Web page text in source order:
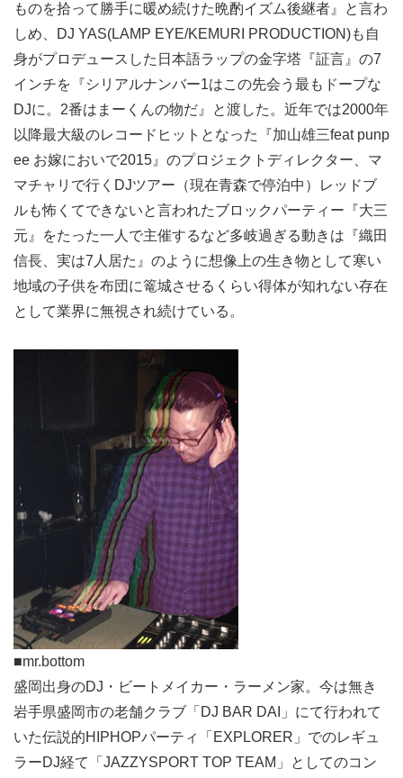
ものを拾って勝手に暖め続けた晩酌イズム後継者』と言わ
しめ、DJ YAS(LAMP EYE/KEMURI PRODUCTION)も自
身がプロデュースした日本語ラップの金字塔『証言』の7
インチを『シリアルナンバー1はこの先会う最もドープな
DJに。2番はまーくんの物だ』と渡した。近年では2000年
以降最大級のレコードヒットとなった『加山雄三feat punp
ee お嫁においで2015』のプロジェクトディレクター、マ
マチャリで行くDJツアー（現在青森で停泊中）レッドブ
ルも怖くてできないと言われたブロックパーティー『大三
元』をたった一人で主催するなど多岐過ぎる動きは『織田
信長、実は7人居た』のように想像上の生き物として寒い
地域の子供を布団に篭城させるくらい得体が知れない存在
として業界に無視され続けている。
■mr.bottom
盛岡出身のDJ・ビートメイカー・ラーメン家。今は無き
岩手県盛岡市の老舗クラブ「DJ BAR DAI」にて行われて
いた伝説的HIPHOPパーティ「EXPLORER」でのレギュ
ラーDJ経て「JAZZYSPORT TOP TEAM」としてのコン